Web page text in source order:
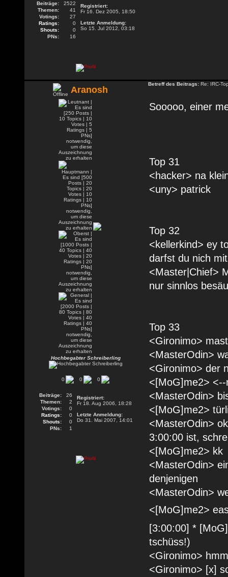
Beiträge:
2522
Themen:
41
Votings:
27
Ratings:
0
Shouts:
0
PNs:
16
Registriert:
Fr 16. Dez 2005, 18:50
Letzte Anmeldung:
So 15. Jul 2012, 03:18
Aranosh
Hochbegabter Schreiberling
0 0 0
Beiträge:
26
Themen:
2
Votings:
0
Ratings:
0
Shouts:
0
PNs:
1
Registriert:
Fr 18. Aug 2006, 18:28
Letzte Anmeldung:
Do 31. Mai 2007, 14:01
Betreff des Beitrags: Re: IRC-
Sooooo, einer
Top 31
<hacker> na
<uny> patrick
Top 32
<kellerkind> ey
darfst du nich
<Master|Chief>
nur sinnlos
Top 33
<Gironimo>
<MasterOdin>
<Gironimo> der
<[MoG]me2> <--
<MasterOdin>
<[MoG]me2>
<MasterOdin>
3:00:00 ist,
<[MoG]me2> kk
<MasterOdin>
denjenigen
<MasterOdin>
<[MoG]me2>
[3:00:00] *
tschüss!)
<Gironimo> hmm
<Gironimo> [x]